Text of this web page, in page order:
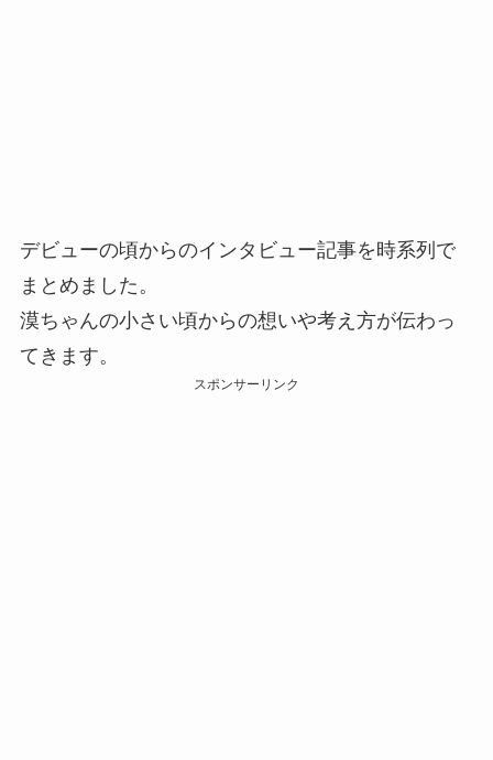
デビューの頃からのインタビュー記事を時系列で
まとめました。
漠ちゃんの小さい頃からの想いや考え方が伝わっ
てきます。
スポンサーリンク